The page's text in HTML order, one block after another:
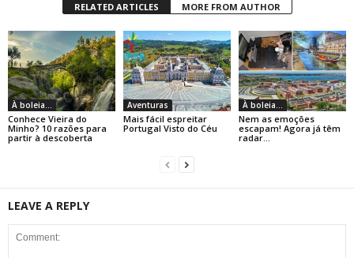
RELATED ARTICLES MORE FROM AUTHOR
À boleia...
Conhece Vieira do
Minho? 10 razões para
partir à descoberta
Aventuras
Mais fácil espreitar
Portugal Visto do Céu
À boleia...
Nem as emoções
escapam! Agora já têm
radar…
LEAVE A REPLY